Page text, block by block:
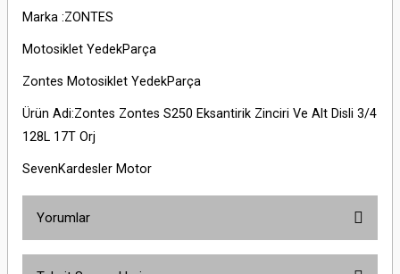
Marka :ZONTES
Motosiklet YedekParça
Zontes Motosiklet YedekParça
Ürün Adi:Zontes Zontes S250 Eksantirik Zinciri Ve Alt Disli 3/4
128L 17T Orj
SevenKardesler Motor
Yorumlar